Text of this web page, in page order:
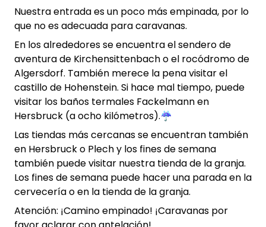
Nuestra entrada es un poco más empinada, por lo
que no es adecuada para caravanas.
En los alrededores se encuentra el sendero de
aventura de Kirchensittenbach o el rocódromo de
Algersdorf. También merece la pena visitar el
castillo de Hohenstein. Si hace mal tiempo, puede
visitar los baños termales Fackelmann en
Hersbruck (a ocho kilómetros).☔️
Las tiendas más cercanas se encuentran también
en Hersbruck o Plech y los fines de semana
también puede visitar nuestra tienda de la granja.
Los fines de semana puede hacer una parada en la
cervecería o en la tienda de la granja.
Atención: ¡Camino empinado! ¡Caravanas por